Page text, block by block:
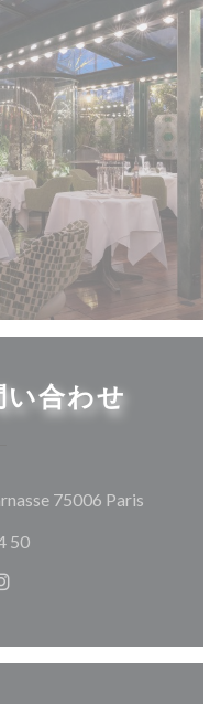
合わせ
75006 Paris((新しい
50
((新しいウィンドウ
Instagram ((新しいウィ